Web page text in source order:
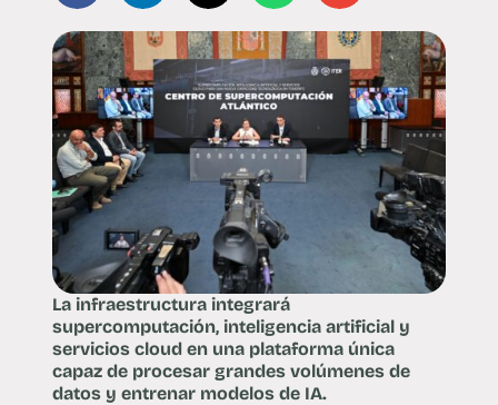
La infraestructura integrará
supercomputación, inteligencia artificial y
servicios cloud en una plataforma única
capaz de procesar grandes volúmenes de
datos y entrenar modelos de IA.